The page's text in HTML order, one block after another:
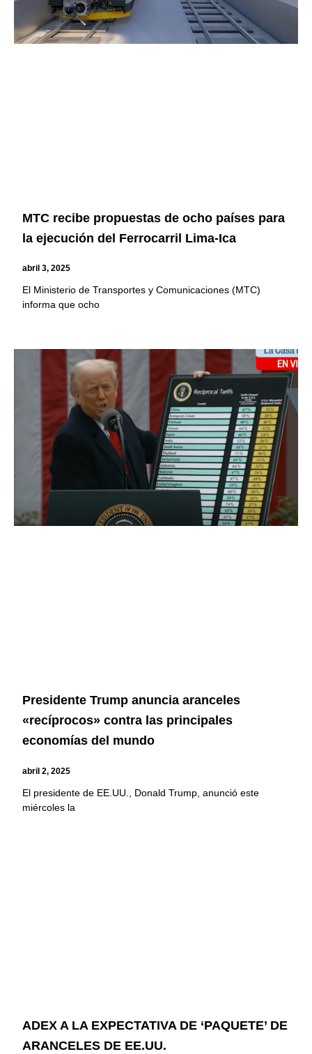
MTC recibe propuestas de ocho países para
la ejecución del Ferrocarril Lima-Ica
abril 3, 2025
El Ministerio de Transportes y Comunicaciones (MTC)
informa que ocho
Presidente Trump anuncia aranceles
«recíprocos» contra las principales
economías del mundo
abril 2, 2025
El presidente de EE.UU., Donald Trump, anunció este
miércoles la
ADEX A LA EXPECTATIVA DE ‘PAQUETE’ DE
ARANCELES DE EE.UU.